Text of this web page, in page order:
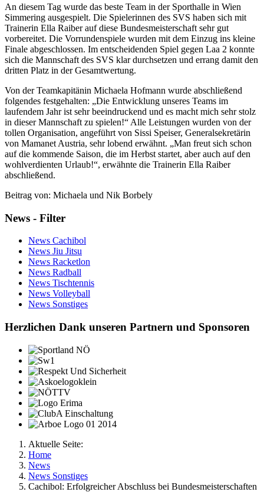
An diesem Tag wurde das beste Team in der Sporthalle in Wien
Simmering ausgespielt. Die Spielerinnen des SVS haben sich mit
Trainerin Ella Raiber auf diese Bundesmeisterschaft sehr gut
vorbereitet. Die Vorrundenspiele wurden mit dem Einzug ins kleine
Finale abgeschlossen. Im entscheidenden Spiel gegen Laa 2 konnte
sich die Mannschaft des SVS klar durchsetzen und errang damit den
dritten Platz in der Gesamtwertung.
Von der Teamkapitänin Michaela Hofmann wurde abschließend
folgendes festgehalten: „Die Entwicklung unseres Teams im
laufendem Jahr ist sehr beeindruckend und es macht mich sehr stolz
in dieser Mannschaft zu spielen!“ Alle Leistungen wurden von der
tollen Organisation, angeführt von Sissi Speiser, Generalsekretärin
von Mamanet Austria, sehr lobend erwähnt. „Man freut sich schon
auf die kommende Saison, die im Herbst startet, aber auch auf den
wohlverdienten Urlaub!“, erwähnte die Trainerin Ella Raiber
abschließend.
Beitrag von: Michaela und Nik Borbely
News - Filter
News Cachibol
News Jiu Jitsu
News Racketlon
News Radball
News Tischtennis
News Volleyball
News Sonstiges
Herzlichen Dank unseren Partnern und Sponsoren
Aktuelle Seite:
Home
News
News Sonstiges
Cachibol: Erfolgreicher Abschluss bei Bundesmeisterschaften